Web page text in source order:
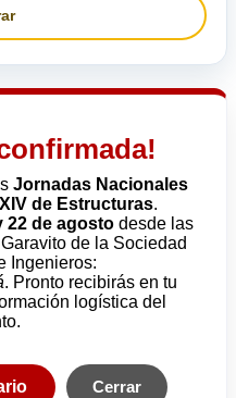
Jornadas Nacionales
de Estructuras.
22 de agostodesde las
de la Sociedad
Ingenieros:
. Pronto recibirás en tu
logística del
Cerrar